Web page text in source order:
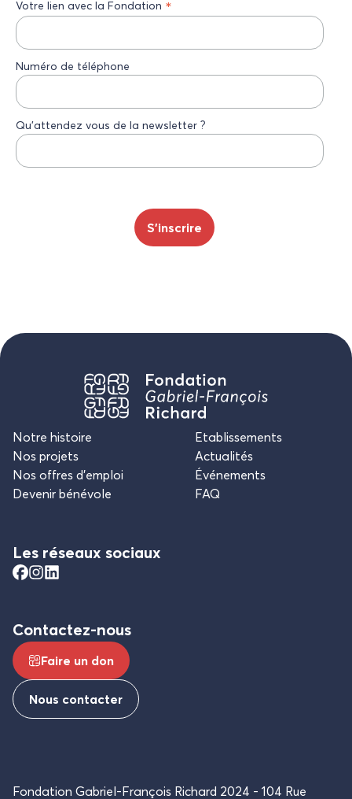
Votre lien avec la Fondation *
Numéro de téléphone
Qu’attendez vous de la newsletter ?
Notre histoire
Nos projets
Nos offres d’emploi
Devenir bénévole
Etablissements
Actualités
Événements
FAQ
Les réseaux sociaux
Contactez-nous
Faire un don
Nous contacter
Fondation Gabriel-François Richard 2024 104 Rue